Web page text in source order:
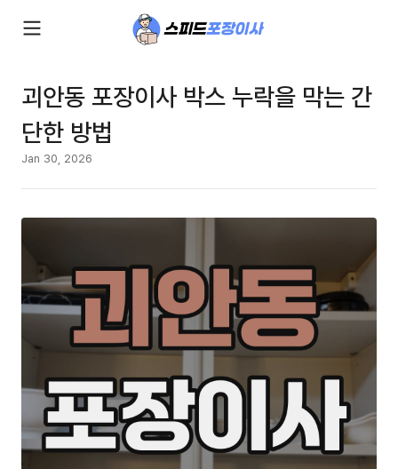
괴안동 포장이사 박스 누락을 막는 간
단한 방법
Jan 30, 2026